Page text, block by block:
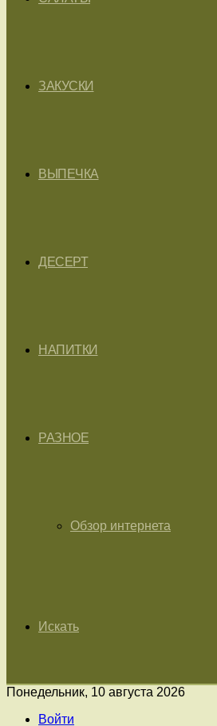
ЗАКУСКИ
ВЫПЕЧКА
ДЕСЕРТ
НАПИТКИ
РАЗНОЕ
Обзор интернета
Искать
Понедельник, 10 августа 2026
Войти